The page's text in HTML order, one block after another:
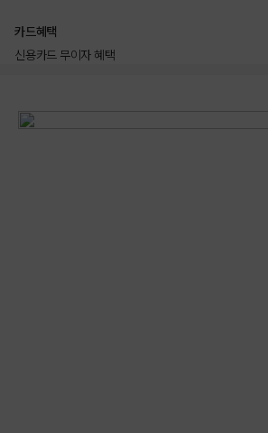
카드혜택
신용카드 무이자 혜택